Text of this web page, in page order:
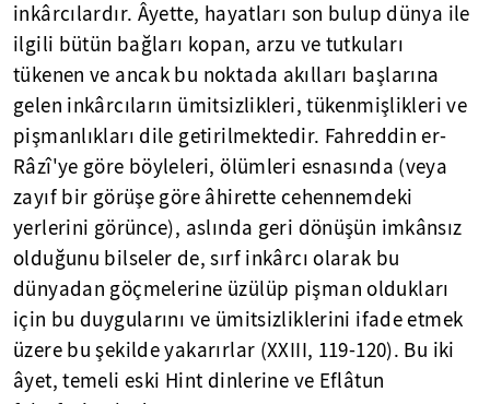
inkârcılardır. Âyette, hayatları son bulup dünya ile
ilgili bütün bağları kopan, arzu ve tutkuları
tükenen ve ancak bu noktada akılları başlarına
gelen inkârcıların ümitsizlikleri, tükenmişlikleri ve
pişmanlıkları dile getirilmektedir. Fahreddin er-
Râzî'ye göre böyleleri, ölümleri esnasında (veya
zayıf bir görüşe göre âhirette cehennemdeki
yerlerini görünce), aslında geri dönüşün imkânsız
olduğunu bilseler de, sırf inkârcı olarak bu
dünyadan göçmelerine üzülüp pişman oldukları
için bu duygularını ve ümitsizliklerini ifade etmek
üzere bu şekilde yakarırlar (XXIII, 119-120). Bu iki
âyet, temeli eski Hint dinlerine ve Eflâtun